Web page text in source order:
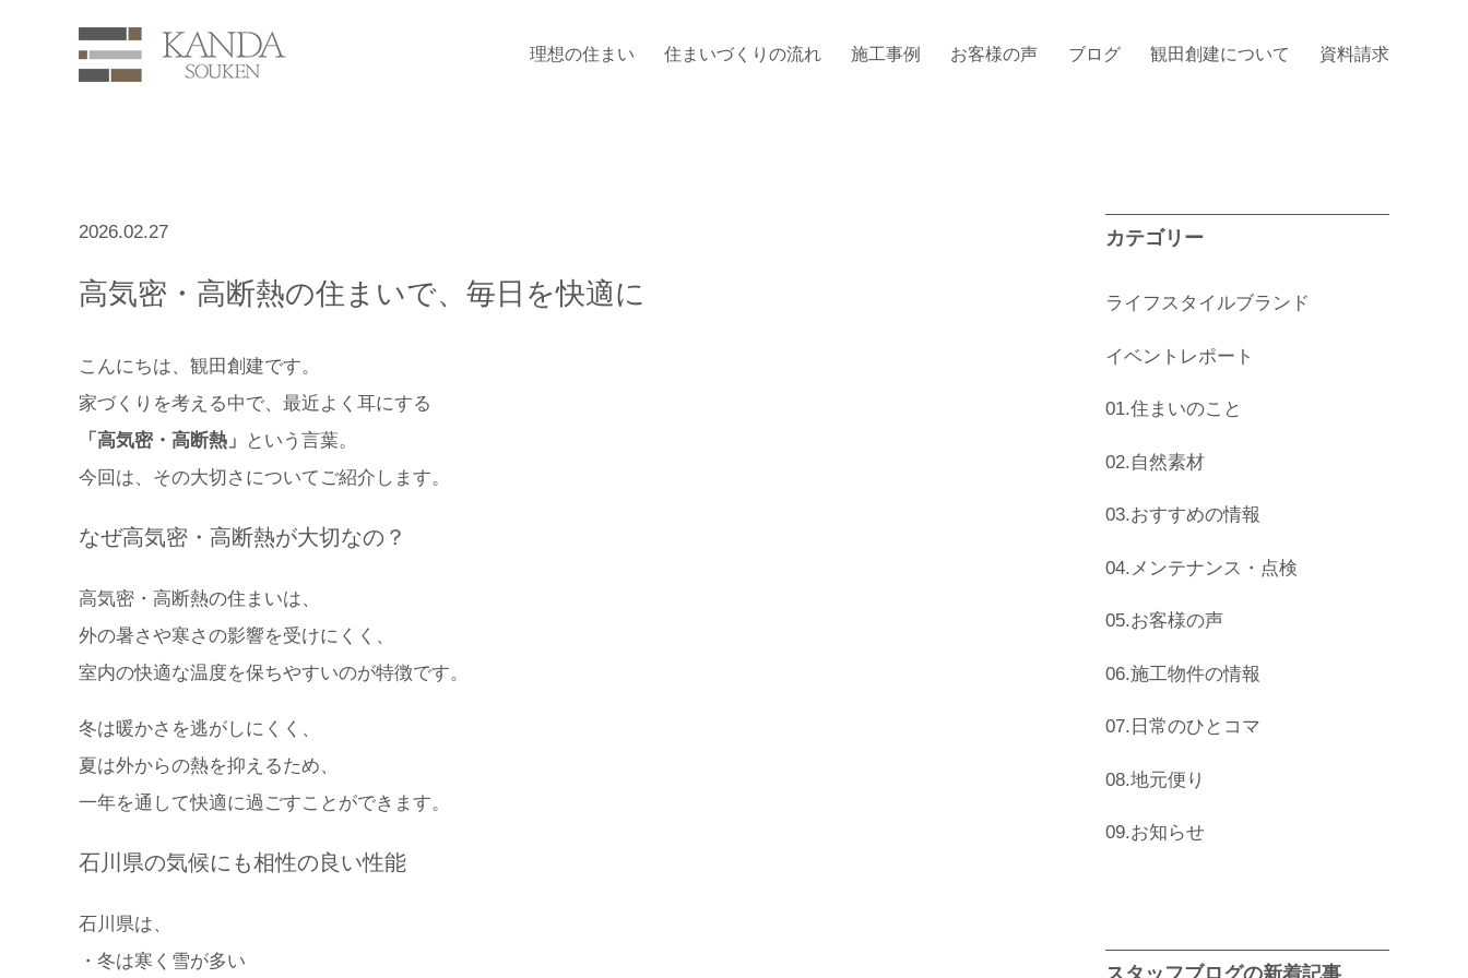
理想の住まい 住まいづくりの流れ 施工事例 お客様の声 ブログ 観田創建について 資料請求
2026.02.27
高気密・高断熱の住まいで、毎日を快適に
こんにちは、観田創建です。
家づくりを考える中で、最近よく耳にする
「高気密・高断熱」
という言葉。
今回は、その大切さについてご紹介します。
なぜ高気密・高断熱が大切なの？
高気密・高断熱の住まいは、
外の暑さや寒さの影響を受けにくく、
室内の快適な温度を保ちやすいのが特徴です。
冬は暖かさを逃がしにくく、
夏は外からの熱を抑えるため、
一年を通して快適に過ごすことができます。
石川県の気候にも相性の良い性能
石川県は、
・冬は寒く雪が多い
カテゴリー
ライフスタイルブランド
イベントレポート
01.住まいのこと
02.自然素材
03.おすすめの情報
04.メンテナンス・点検
05.お客様の声
06.施工物件の情報
07.日常のひとコマ
08.地元便り
09.お知らせ
スタッフブログの新着記事